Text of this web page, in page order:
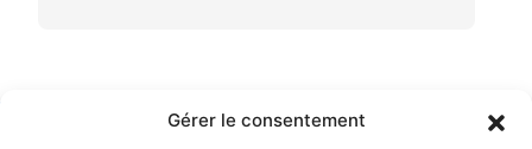
Gérer le consentement